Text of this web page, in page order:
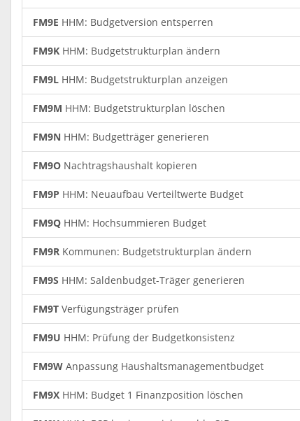
FM9E HHM: Budgetversion entsperren
FM9K HHM: Budgetstrukturplan ändern
FM9L HHM: Budgetstrukturplan anzeigen
FM9M HHM: Budgetstrukturplan löschen
FM9N HHM: Budgetträger generieren
FM9O Nachtragshaushalt kopieren
FM9P HHM: Neuaufbau Verteiltwerte Budget
FM9Q HHM: Hochsummieren Budget
FM9R Kommunen: Budgetstrukturplan ändern
FM9S HHM: Saldenbudget-Träger generieren
FM9T Verfügungsträger prüfen
FM9U HHM: Prüfung der Budgetkonsistenz
FM9W Anpassung Haushaltsmanagementbudget
FM9X HHM: Budget 1 Finanzposition löschen